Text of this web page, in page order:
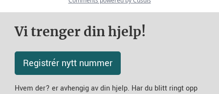
Vi trenger din hjelp!
Registrér nytt nummer
Hvem der? er avhengig av din hjelp. Har du blitt ringt opp